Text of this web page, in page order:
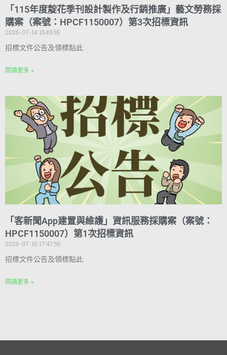
「115年度靛花季刊設計製作及行銷推廣」藝文勞務採
購案（案號：HPCF1150007）第3次招標資訊
2026-07-14 15:49:55
招標文件公告及領標點此
閱讀更多 »
「客新聞App建置與維護」資訊服務採購案（案號：
HPCF1150007）第1次招標資訊
2026-07-10 17:47:56
招標文件公告及領標點此
閱讀更多 »